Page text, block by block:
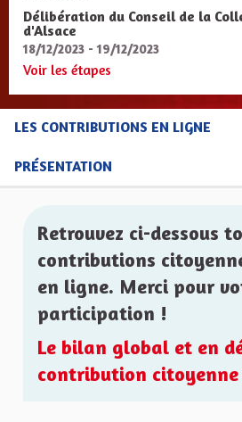
Délibération du Conseil de la
d'Alsace
18/12/2023 - 19/12/2023
Voir les étapes
LES CONTRIBUTIONS EN LIGNE
PRÉSENTATION
Retrouvez ci-dessous
contributions
en ligne. Merci pour
participation !
Le bilan global et en
contribution citoyenne